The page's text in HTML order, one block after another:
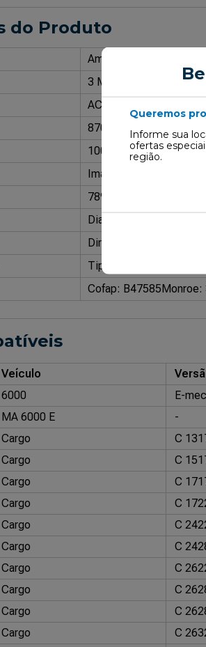
Queremos
Informe sua
ofertas
região.
do Produto
Amortecedor de Cabine
3 Meses
AC 31159
87088000
10043700561
Imagens meramente
7890903026794
Dianteiro
Direito / Esquerdo
Tipo: Hidráulico
Cofap: B47585Monroe:
Veículo
6000 E-mec
MA 6000 E -
Cargo C
Cargo C
Cargo C
Cargo C
Cargo C
Cargo C
Cargo C
Cargo C
Cargo C
Cargo C